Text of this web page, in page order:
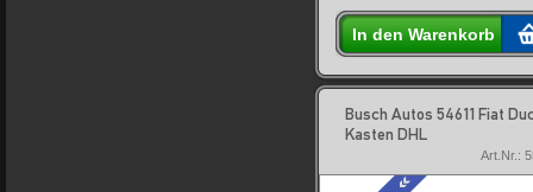
In den Warenkorb
Busch Autos 54611 Fiat
Kasten DHL
Art.Nr.: